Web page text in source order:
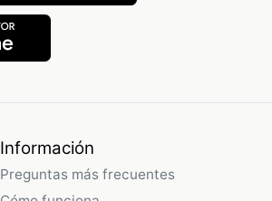
Información
Preguntas más frecuentes